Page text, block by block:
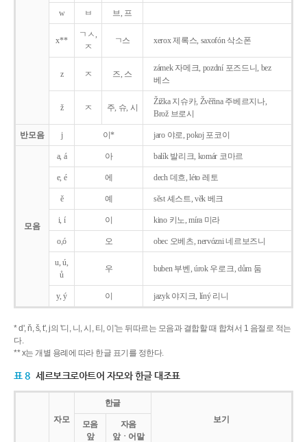
w ㅂ 브, 프
x**
ㄱㅅ,
ㅈ
ㄱ스 xerox 제록스, saxofón 삭소폰
z ㅈ 즈, 스
zámek 자메크, pozdní 포즈드니, bez
베스
ž ㅈ 주, 슈, 시
Žižka 지슈카, Žvěřina 주베르지나,
Brož 브로시
반모음 j 이* jaro 야로, pokoj 포코이
모음
a, á 아 balík 발리크, komár 코마르
e, é 에 dech 데흐, léto 레토
ě 예 sěst 셰스트, věk 베크
i, í 이 kino 키노, míra 미라
o,ó 오 obec 오베츠, nervózni 네르보즈니
u, ú,
ů
우 buben 부벤, úrok 우로크, dům 둠
y, ý 이 jazyk야지크, líný 리니
* d', ň, š, t', j의 '디, 니, 시, 티, 이'는 뒤따르는 모음과 결합할 때 합쳐서 1 음절로 적는
다.
** x는 개별 용례에 따라 한글 표기를 정한다.
표 8 세르보크로아트어 자모와 한글 대조표
자모
한글
보기
모음
앞
자음
앞ㆍ어말